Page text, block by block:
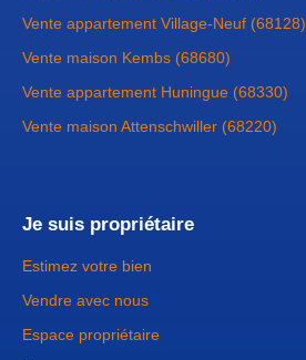
Vente appartement Village-Neuf (68128)
Vente maison Kembs (68680)
Vente appartement Huningue (68330)
Vente maison Attenschwiller (68220)
Je suis propriétaire
Estimez votre bien
Vendre avec nous
Espace propriétaire